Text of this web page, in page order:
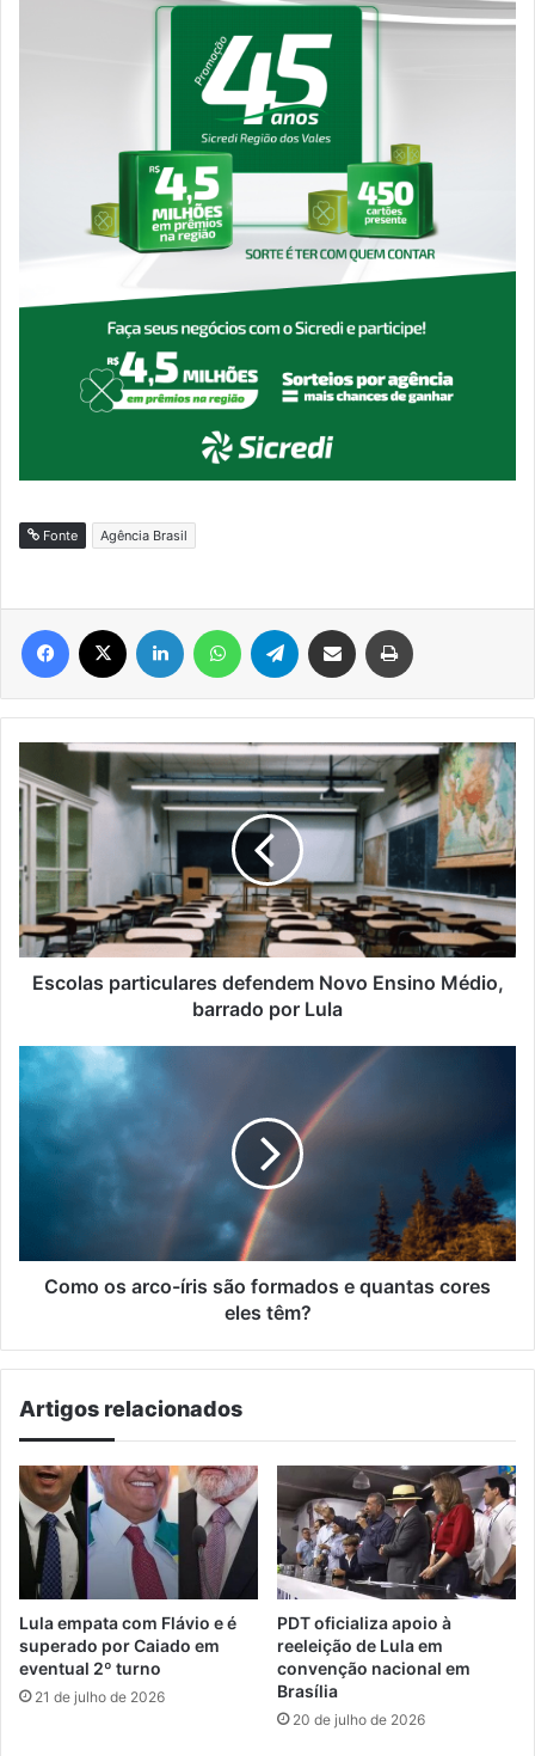
Fonte Agência Brasil
Facebook Linkedin WhatsAppTelegram Compartilhar via e-mail
Escolas
particulares
defendem
Novo
Ensino
Médio,
barrado
por
Lula
Escolas particulares defendem Novo Ensino Médio,
barrado por Lula
Como
os
arco-
cores
elesComo os arco-íris são formados e quantas cores
eles têm?
Artigos relacionados
Lula empata com Flávio e é
superado por Caiado em
eventual 2º turno
21 de julho de 2026
PDT oficializa apoio à
reeleição de Lula em
convenção nacional em
Brasília
20 de julho de 2026